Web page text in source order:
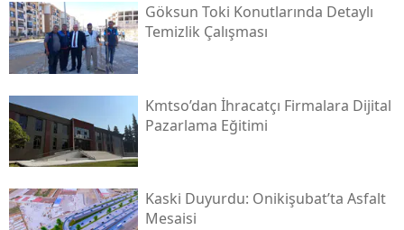
Göksun Toki̇ Konutlarında Detaylı
Temizlik Çalışması
Kmtso’dan İhracatçı Firmalara Dijital
Pazarlama Eğitimi
Kaski̇ Duyurdu: Onikişubat’ta Asfalt
Mesaisi